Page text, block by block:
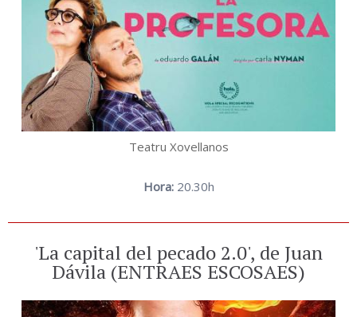
Teatru Xovellanos
Hora:20.30h
'La capital del pecado 2.0', de Juan
Dávila (ENTRAES ESCOSAES)